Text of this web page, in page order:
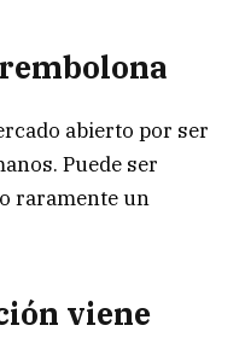
abierto por ser
Puede ser
raramente un
viene